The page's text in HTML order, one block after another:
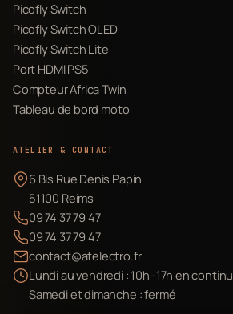
Picofly Switch
Picofly Switch OLED
Picofly Switch Lite
Port HDMI PS5
Compteur Africa Twin
Tableau de bord moto
ATELIER & CONTACT
6 Bis Rue Denis Papin
51100 Reims
09 74 37 79 47
09 74 37 79 47
contact@atelectro.fr
Lundi au vendredi : 10h–17h en continu
Samedi et dimanche : fermé